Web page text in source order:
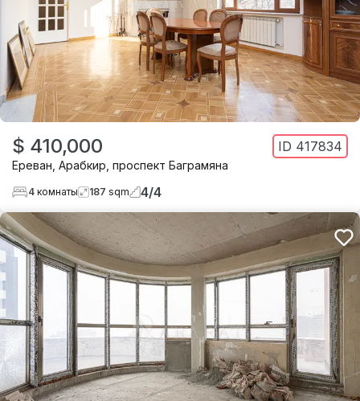
$ 410,000 ID 417834
Ереван Арабкир проспект Баграмяна
4 комнаты 187 sqm 4/4